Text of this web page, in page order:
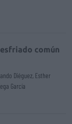
común
Diéguez, Esther
García